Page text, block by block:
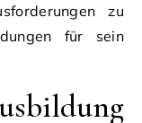
zu
für sein